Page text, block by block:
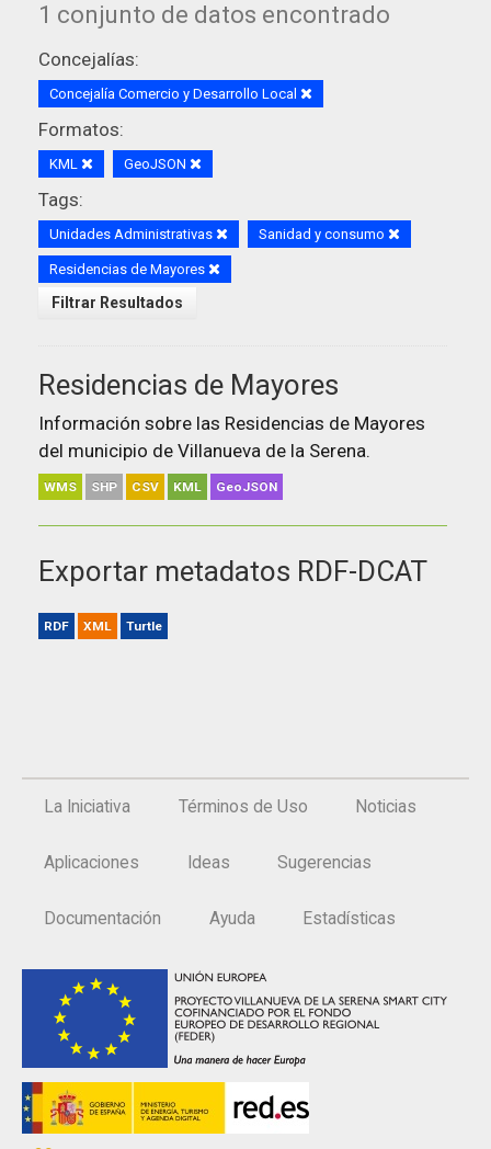
1 conjunto de datos encontrado
Concejalías:
Concejalía Comercio y Desarrollo Local
Formatos:
KML GeoJSON
Tags:
Unidades Administrativas Sanidad y consumo
Residencias de Mayores
Filtrar Resultados
Residencias de Mayores
Información sobre las Residencias de Mayores
del municipio de Villanueva de la Serena.
WMS SHP CSV KML GeoJSON
Exportar metadatos RDF-DCAT
RDF XML Turtle
La Iniciativa Términos de Uso Noticias
Aplicaciones Ideas Sugerencias
Documentación Ayuda Estadísticas